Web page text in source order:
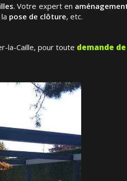
. Votre expert en
pose de clôture, etc.
la-Caille, pour toute demande